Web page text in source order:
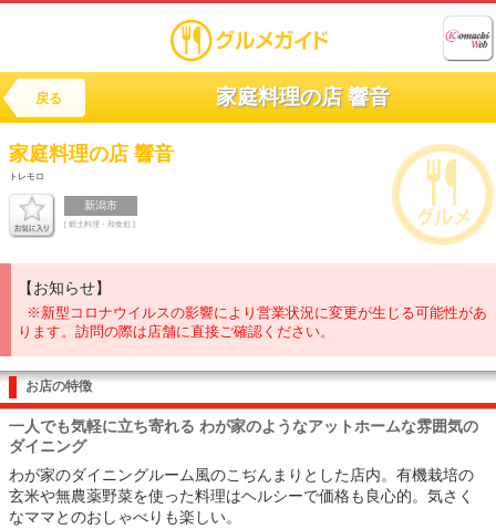
戻る 家庭料理の店 響音
家庭料理の店響音
トレモロ
新潟市
[ 郷土料理・和食処 ]
【お知らせ】
※新型コロナウイルスの影響により営業状況に変更が生じる可能性があ
ります。訪問の際は店舗に直接ご確認ください。
お店の特徴
一人でも気軽に立ち寄れる わが家のようなアットホームな雰囲気の
ダイニング
わが家のダイニングルーム風のこぢんまりとした店内。有機栽培の
玄米や無農薬野菜を使った料理はヘルシーで価格も良心的。気さく
なママとのおしゃべりも楽しい。